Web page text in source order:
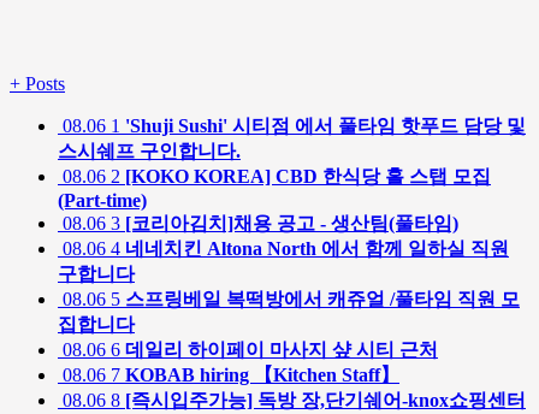
+ Posts
08.06 1 'Shuji Sushi' 시티점 에서 풀타임 핫푸드 담당 및
스시쉐프 구인합니다.
08.06 2 [KOKO KOREA] CBD 한식당 홀 스탭 모집
(Part-time)
08.06 3 [코리아김치]채용 공고 - 생산팀(풀타임)
08.06 4 네네치킨 Altona North 에서 함께 일하실 직원
구합니다
08.06 5 스프링베일 복떡방에서 캐쥬얼 /풀타임 직원 모
집합니다
08.06 6 데일리 하이페이 마사지 샾 시티 근처
08.06 7 KOBAB hiring 【Kitchen Staff】
08.06 8 [즉시입주가능] 독방 장,단기쉐어-knox쇼핑센터